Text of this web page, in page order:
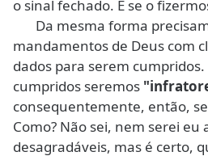
o sinal fechado. E se o
Da mesma forma
mandamentos de Deus com
dados para serem
cumpridos seremos
consequentemente, então,
Como? Não sei, nem serei eu
desagradáveis, mas é certo,